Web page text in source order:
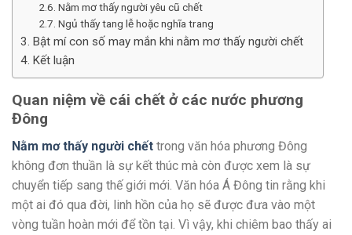
Nằm mơ thấy người yêu cũ chết
Ngủ thấy tang lễ hoặc nghĩa trang
Bật mí con số may mắn khi nằm mơ thấy người chết
Kết luận
Quan niệm về cái chết ở các nước phương
Đông
Nằm mơ thấy người chết trong văn hóa phương Đông
không đơn thuần là sự kết thúc mà còn được xem là sự
chuyển tiếp sang thế giới mới. Văn hóa Á Đông tin rằng khi
một ai đó qua đời, linh hồn của họ sẽ được đưa vào một
vòng tuần hoàn mới để tồn tại. Vì vậy, khi chiêm bao thấy ai